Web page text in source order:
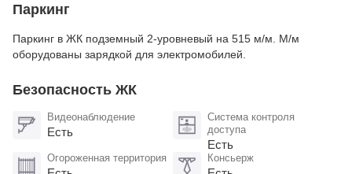
Паркинг
Паркинг в ЖК подземный 2-уровневый на 515 м/м. М/м
оборудованы зарядкой для электромобилей​.
Безопасность ЖК
Видеонаблюдение
Есть
Система контроля
доступа
Есть
Огороженная территория Консьерж